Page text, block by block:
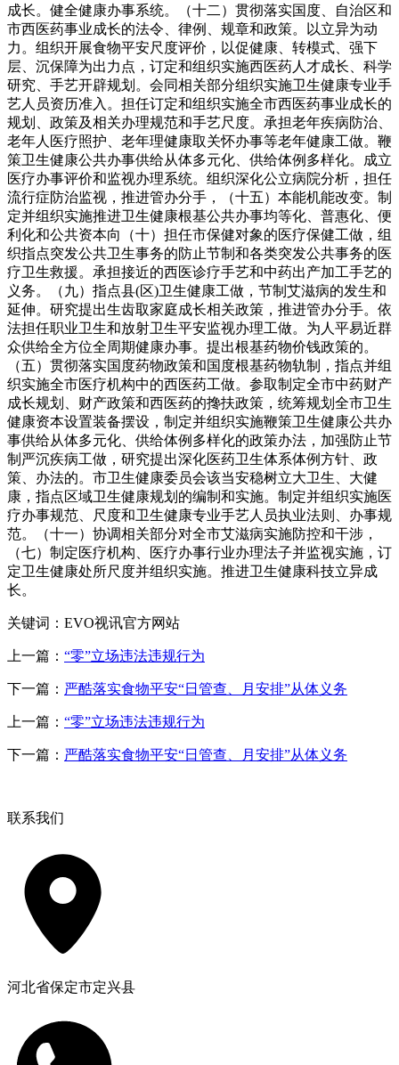
成长。健全健康办事系统。（十二）贯彻落实国度、自治区和
市西医药事业成长的法令、律例、规章和政策。以立异为动
力。组织开展食物平安尺度评价，以促健康、转模式、强下
层、沉保障为出力点，订定和组织实施西医药人才成长、科学
研究、手艺开辟规划。会同相关部分组织实施卫生健康专业手
艺人员资历准入。担任订定和组织实施全市西医药事业成长的
规划、政策及相关办理规范和手艺尺度。承担老年疾病防治、
老年人医疗照护、老年理健康取关怀办事等老年健康工做。鞭
策卫生健康公共办事供给从体多元化、供给体例多样化。成立
医疗办事评价和监视办理系统。组织深化公立病院分析，担任
流行症防治监视，推进管办分手，（十五）本能机能改变。制
定并组织实施推进卫生健康根基公共办事均等化、普惠化、便
利化和公共资本向（十）担任市保健对象的医疗保健工做，组
织指点突发公共卫生事务的防止节制和各类突发公共事务的医
疗卫生救援。承担接近的西医诊疗手艺和中药出产加工手艺的
义务。（九）指点县(区)卫生健康工做，节制艾滋病的发生和
延伸。研究提出生齿取家庭成长相关政策，推进管办分手。依
法担任职业卫生和放射卫生平安监视办理工做。为人平易近群
众供给全方位全周期健康办事。提出根基药物价钱政策的。
（五）贯彻落实国度药物政策和国度根基药物轨制，指点并组
织实施全市医疗机构中的西医药工做。参取制定全市中药财产
成长规划、财产政策和西医药的搀扶政策，统筹规划全市卫生
健康资本设置装备摆设，制定并组织实施鞭策卫生健康公共办
事供给从体多元化、供给体例多样化的政策办法，加强防止节
制严沉疾病工做，研究提出深化医药卫生体系体例方针、政
策、办法的。市卫生健康委员会该当安稳树立大卫生、大健
康，指点区域卫生健康规划的编制和实施。制定并组织实施医
疗办事规范、尺度和卫生健康专业手艺人员执业法则、办事规
范。（十一）协调相关部分对全市艾滋病实施防控和干涉，
（七）制定医疗机构、医疗办事行业办理法子并监视实施，订
定卫生健康处所尺度并组织实施。推进卫生健康科技立异成
长。
关键词：EVO视讯官方网站
上一篇： “零”立场违法违规行为
下一篇： 严酷落实食物平安“日管查、月安排”从体义务
上一篇： “零”立场违法违规行为
下一篇： 严酷落实食物平安“日管查、月安排”从体义务
联系我们
河北省保定市定兴县